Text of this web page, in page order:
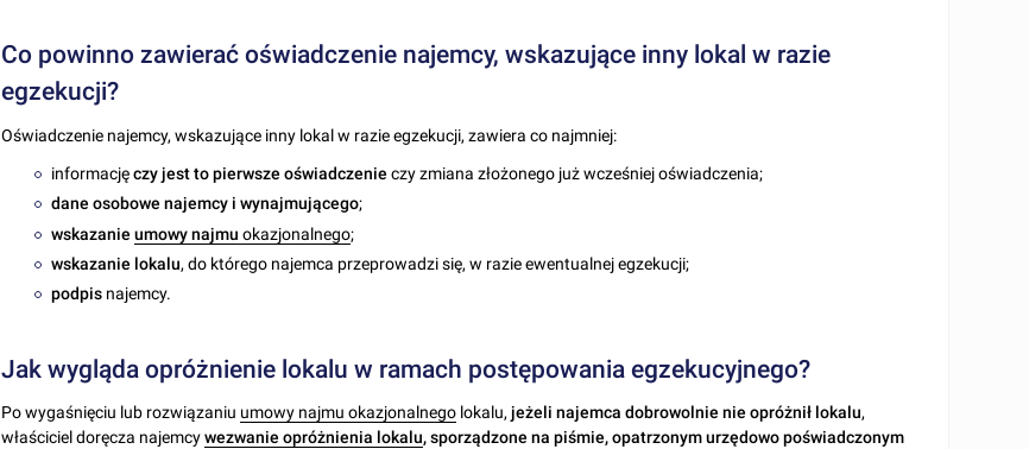
Co powinno zawierać oświadczenie najemcy, wskazujące inny lokal w razie
egzekucji?
Oświadczenie najemcy, wskazujące inny lokal w razie egzekucji, zawiera co najmniej:
informacjęczy jest to pierwsze oświadczenie czy zmiana złożonego już wcześniej oświadczenia;
dane osobowe najemcy i wynajmującego;
wskazanieumowy najmu okazjonalnego;
wskazanie lokalu, do którego najemca przeprowadzi się, w razie ewentualnej egzekucji;
podpis najemcy.
Jak wygląda opróżnienie lokalu w ramach postępowania egzekucyjnego?
Po wygaśnięciu lub rozwiązaniu umowy najmu okazjonalnego lokalu,jeżeli najemca dobrowolnie nie opróżnił lokalu,
właściciel doręcza najemcywezwanie opróżnienia lokalu, sporządzone na piśmie, opatrzonym urzędowo poświadczonym